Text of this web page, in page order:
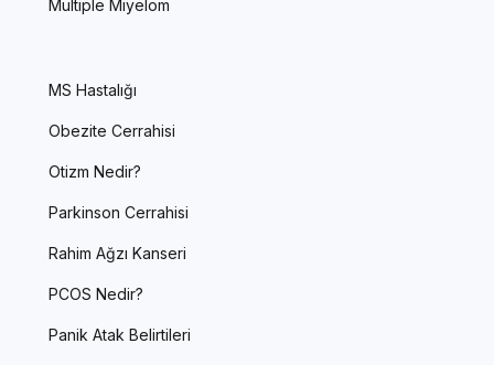
Multiple Miyelom
MS Hastalığı
Obezite Cerrahisi
Otizm Nedir?
Parkinson Cerrahisi
Rahim Ağzı Kanseri
PCOS Nedir?
Panik Atak Belirtileri